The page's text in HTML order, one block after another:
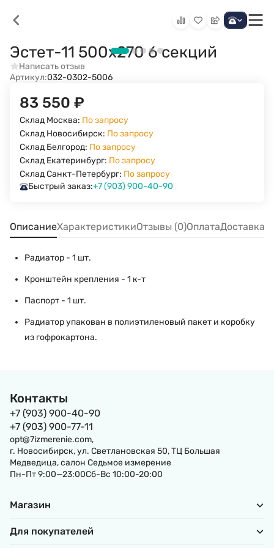
Эстет-11 500х270 6 секций
Написать отзыв
Артикул:032-0302-5006
83 550 ₽
Склад Москва: По запросу
Склад Новосибирск: По запросу
Склад Белгород: По запросу
Склад Екатеринбург: По запросу
Склад Санкт-Петербург: По запросу
Быстрый заказ:+7 (903) 900-40-90
ОписаниеХарактеристикиОтзывы (0)ОплатаДоставка
Радиатор - 1 шт.
Кронштейн крепления - 1 к-т
Паспорт - 1 шт.
Радиатор упакован в полиэтиленовый пакет и коробку
из гофрокартона.
Контакты
+7 (903) 900-40-90
+7 (903) 900-77-11
opt@7izmerenie.com,
г. Новосибирск, ул. Светлановская 50, ТЦ Большая
Медведица, салон Седьмое измерение
Пн-Пт 9:00—23:00Сб-Вс 10:00-20:00
Магазин
Для покупателей